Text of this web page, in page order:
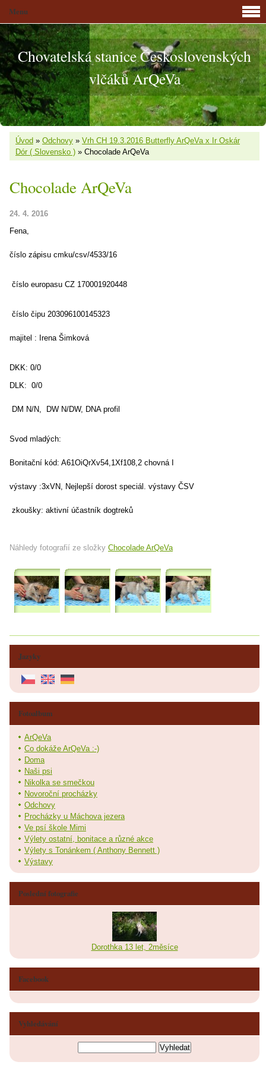
Chovatelská stanice Československých
vlčáků ArQeVa
Úvod » Odchovy » Vrh CH 19.3.2016 Butterfly ArQeVa x Ir Oskár
Dór ( Slovensko ) » Chocolade ArQeVa
Chocolade ArQeVa
24. 4. 2016
Fena,
číslo zápisu cmku/csv/4533/16
číslo europasu CZ 170001920448
číslo čipu 203096100145323
majitel : Irena Šimková
DKK: 0/0
DLK: 0/0
DM N/N, DW N/DW, DNA profil
Svod mladých:
Bonitační kód: A61OiQrXv54,1Xf108,2 chovná I
výstavy :3xVN, Nejlepší dorost speciál. výstavy ČSV
zkoušky: aktivní účastník dogtreků
Náhledy fotografií ze složky Chocolade ArQeVa
Jazyky
Menu
Fotoalbum
ArQeVa
Co dokáže ArQeVa :-)
Doma
Naši psi
Nikolka se smečkou
Novoroční procházky
Odchovy
Procházky u Máchova jezera
Ve psí škole Mimi
Výlety ostatní, bonitace a různé akce
Výlety s Tonánkem ( Anthony Bennett )
Výstavy
Poslední fotografie
Dorothka 13 let, 2měsíce
Facebook
Vyhledávání